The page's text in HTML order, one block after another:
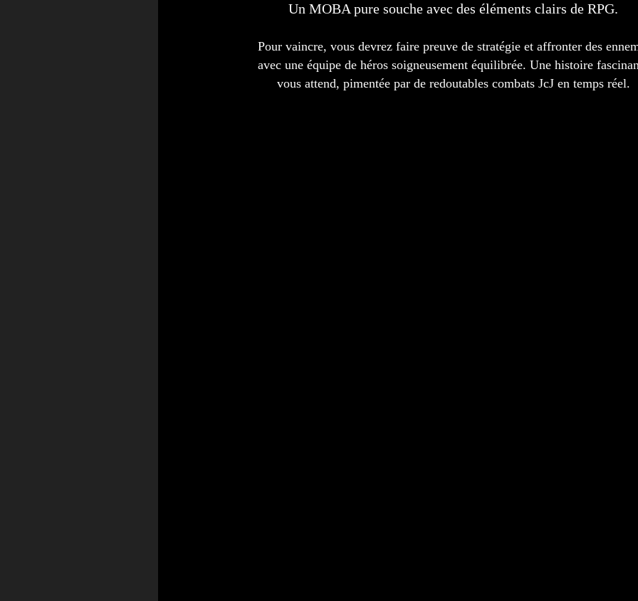
Un MOBA pure souche avec des éléments clairs de RPG.
Pour vaincre, vous devrez faire preuve de stratégie et affronter des
avec une équipe de héros soigneusement équilibrée. Une histoire
vous attend, pimentée par de redoutables combats JcJ en temps réel.